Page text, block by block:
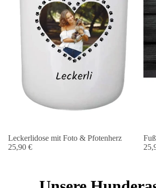
Leckerlidose mit Foto & Pfotenherz
25,90 €